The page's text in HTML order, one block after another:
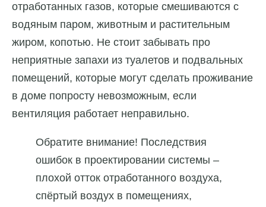
отработанных газов, которые смешиваются с
водяным паром, животным и растительным
жиром, копотью. Не стоит забывать про
неприятные запахи из туалетов и подвальных
помещений, которые могут сделать проживание
в доме попросту невозможным, если
вентиляция работает неправильно.
Обратите внимание! Последствия
ошибок в проектировании системы –
плохой отток отработанного воздуха,
спёртый воздух в помещениях,